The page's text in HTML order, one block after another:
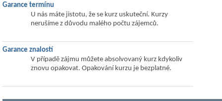
Garance termínu
U nás máte jistotu, že se kurz uskuteční. Kurzy
nerušíme z důvodu malého počtu zájemců.
Garance znalostí
V případě zájmu můžete absolvovaný kurz kdykoliv
znovu opakovat. Opakování kurzu je bezplatné.